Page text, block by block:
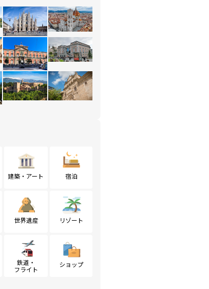
建築・アート 宿泊
世界遺産 リゾート
鉄道・
フライト
ショップ